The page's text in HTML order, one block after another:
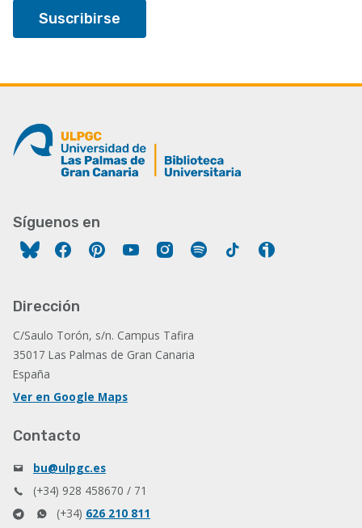
Síguenos en
FacebookPinterestYouTubeInstagram
Spotify Tiktok
Dirección
C/Saulo Torón, s/n. Campus Tafira
35017 Las Palmas de Gran Canaria
España
Ver en Google Maps
Contacto
bu@ulpgc.es
(+34) 928 458670 / 71
(+34) 626 210 811